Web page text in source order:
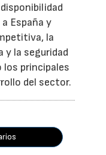
España y
la
y la seguridad
principales
del sector.